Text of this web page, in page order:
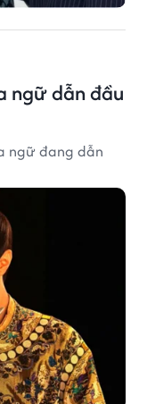
ngữ dẫn đầu
ngữ đang dẫn